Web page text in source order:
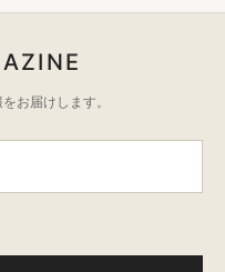
お届けします。